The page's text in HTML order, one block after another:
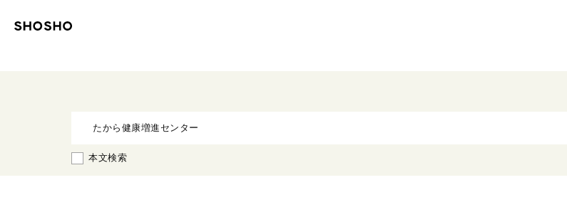
本文検索